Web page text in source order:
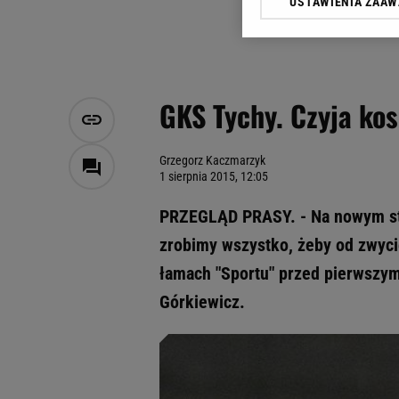
GKS Tychy. Czyja
Grzegorz Kaczmarzyk
1 sierpnia 2015, 12:05
PRZEGLĄD PRASY. - Na
zrobimy wszystko, żeby od
łamach "Sportu" przed
Górkiewicz.
Klikając „Akceptuję”
Zaufanych Partnerów i
My, nasi Zaufani
Przechowywanie
badnie odbiorców i